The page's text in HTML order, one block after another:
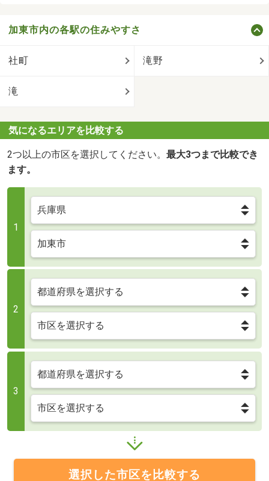
加東市内の各駅の住みやすさ
社町 滝野
滝
気になるエリアを比較する
2つ以上の市区を選択してください。 最大3つまで比較でき
ます。
1
2
3
選択した市区を比較する